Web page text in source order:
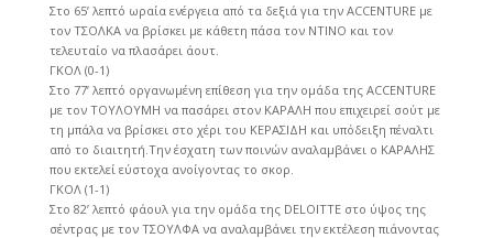
Στο 65’ λεπτό ωραία ενέργεια από τα δεξιά για την ACCENTURE με
τον ΤΣΟΛΚΑ να βρίσκει με κάθετη πάσα τον ΝΤΙΝΟ και τον
τελευταίο να πλασάρει άουτ.
ΓΚΟΛ (0-1)
Στο 77’ λεπτό οργανωμένη επίθεση για την ομάδα της ACCENTURE
με τον ΤΟΥΛΟΥΜΗ να πασάρει στον ΚΑΡΑΛΗ που επιχειρεί σούτ με
τη μπάλα να βρίσκει στο χέρι του ΚΕΡΑΣΙΔΗ και υπόδειξη πέναλτι
από το διαιτητή.Την έσχατη των ποινών αναλαμβάνει ο ΚΑΡΑΛΗΣ
που εκτελεί εύστοχα ανοίγοντας το σκορ.
ΓΚΟΛ (1-1)
Στο 82’ λεπτό φάουλ για την ομάδα της DELOITTE στο ύψος της
σέντρας με τον ΤΣΟΥΛΦΑ να αναλαμβάνει την εκτέλεση πιάνοντας